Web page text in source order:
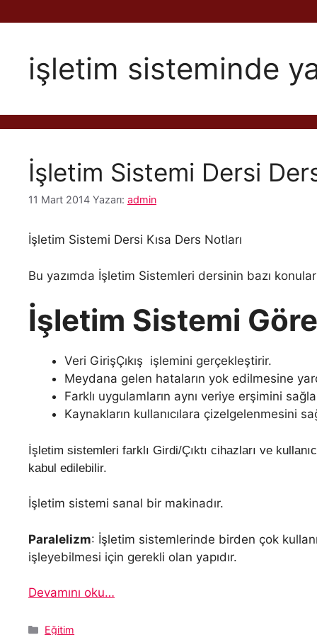
işletim sisteminde
İşletim Sistemi Dersi
11 Mart 2014 Yazarı: admin
İşletim Sistemi Dersi Kısa Ders Notları
Bu yazımda İşletim Sistemleri dersinin bazı
İşletim Sistemi
Veri GirişÇıkış işlemini gerçekleştirir.
Meydana gelen hataların yok edilmesine
Farklı uygulamların aynı veriye erşimini
Kaynakların kullanıcılara çizelgelenmesini
İşletim sistemleri farklı Girdi/Çıktı cihazları ve
kabul edilebilir.
İşletim sistemi sanal bir makinadır.
Paralelizm: İşletim sistemlerinde birden çok
işleyebilmesi için gerekli olan yapıdır.
Devamını oku…
Kategoriler
Eğitim